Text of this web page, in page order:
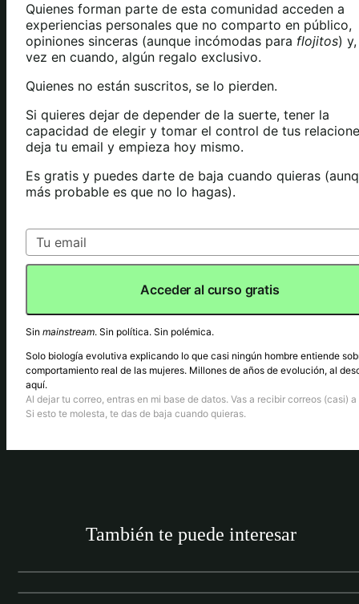
Quienes forman parte de esta comunidad acceden a
experiencias personales que no comparto en público,
opiniones sinceras (aunque incómodas para flojitos)
vez en cuando, algún regalo exclusivo.
Quienes no están suscritos, se lo pierden.
Si quieres dejar de depender de la suerte, tener la
capacidad de elegir y tomar el control de tus
deja tu email y empieza hoy mismo.
Es gratis y puedes darte de baja cuando quieras
más probable es que no lo hagas).
Acceder al curso gratis
Sin mainstream. Sin política. Sin polémica.
Solo biología evolutiva explicando lo que casi ningún hombre entiende
comportamiento real de las mujeres. Millones de años de evolución, al
aquí.
Al dejar tu correo, entras en mi base de datos. Vas a recibir correos (casi) a
Si esto te molesta, te das de baja cuando quieras.
También te puede interesar
ENTENDER A LAS MUJERES (RED PILL)
¿Cómo ligar sin redes sociales?
Hipergamia Masculina: Lógica y poder social